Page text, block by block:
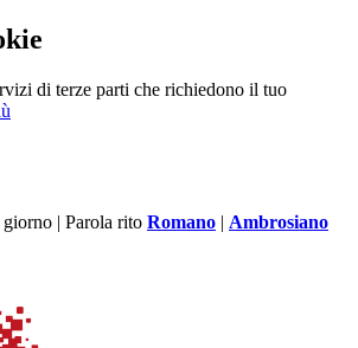
di terze parti che richiedono il tuo
giorno | Parola rito Romano | Ambrosiano